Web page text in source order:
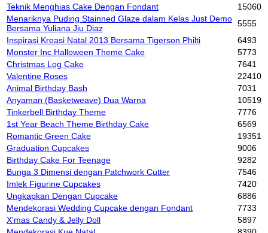
Teknik Menghias Cake Dengan Fondant
15060
Menariknya Puding Stainned Glaze dalam Kelas Just Demo
Bersama Yuliana Jiu Diaz
5555
Inspirasi Kreasi Natal 2013 Bersama Tigerson Philti
6493
Monster Inc Halloween Theme Cake
5773
Christmas Log Cake
7641
Valentine Roses
22410
Animal Birthday Bash
7031
Anyaman (Basketweave) Dua Warna
10519
Tinkerbell Birthday Theme
7776
1st Year Beach Theme Birthday Cake
6569
Romantic Green Cake
19351
Graduation Cupcakes
9006
Birthday Cake For Teenage
9282
Bunga 3 Dimensi dengan Patchwork Cutter
7546
Imlek Figurine Cupcakes
7420
Ungkapkan Dengan Cupcake
6886
Mendekorasi Wedding Cupcake dengan Fondant
7733
X'mas Candy & Jelly Doll
5897